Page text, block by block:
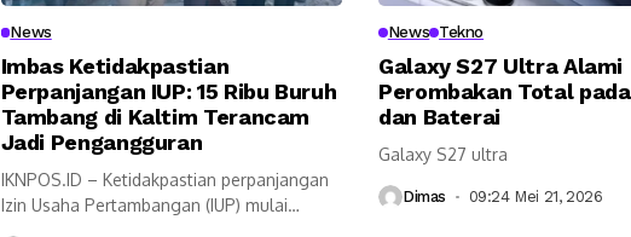
News
Imbas Ketidakpastian
Perpanjangan IUP: 15 Ribu Buruh
Tambang di Kaltim Terancam
Jadi Pengangguran
IKNPOS.ID – Ketidakpastian perpanjangan
Izin Usaha Pertambangan (IUP) mulai
News Tekno
Galaxy S27 Ultra Alami
Perombakan Total
dan Baterai
Galaxy S27 ultra
Dimas 09:24 Mei 21, 2026